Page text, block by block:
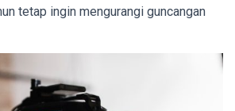
tetap ingin mengurangi guncangan